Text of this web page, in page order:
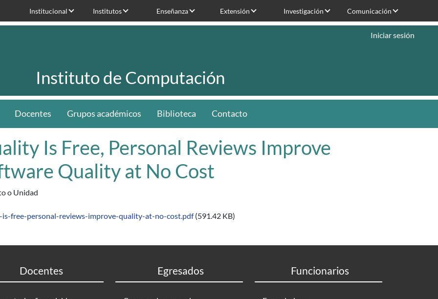
Institucional Institutos Enseñanza Extensión Investigación Comunicación
Instituto de Computación
Iniciar sesión
Docentes Grupos académicos Biblioteca Contacto
Is Free, Personal Reviews Improve
Quality at No Cost
o Unidad
free-personal-reviews-improve-quality-at-no-cost.pdf (591.42 KB)
Docentes Egresados Funcionarios